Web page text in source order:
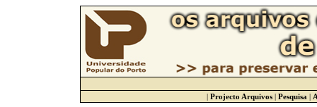
| Projecto Arquivos| Pesquisa |